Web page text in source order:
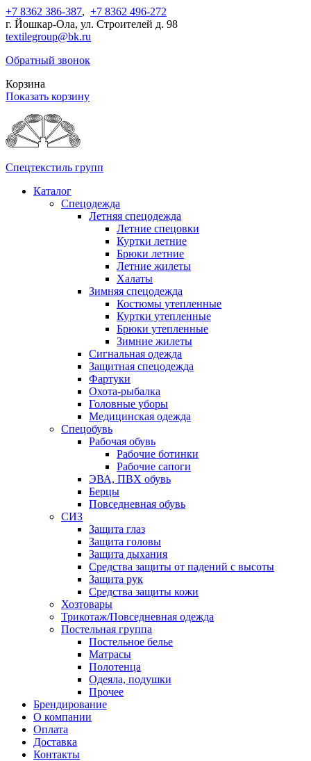
+7 8362 386-387, +7 8362 496-272
г. Йошкар-Ола, ул. Строителей д. 98
textilegroup@bk.ru
Обратный звонок
Корзина
Показать корзину
Спецтекстиль групп
Каталог
Спецодежда
Летняя спецодежда
Летние спецовки
Куртки летние
Брюки летние
Летние жилеты
Халаты
Зимняя спецодежда
Костюмы утепленные
Куртки утепленные
Брюки утепленные
Зимние жилеты
Сигнальная одежда
Защитная спецодежда
Фартуки
Охота-рыбалка
Головные уборы
Медицинская одежда
Спецобувь
Рабочая обувь
Рабочие ботинки
Рабочие сапоги
ЭВА, ПВХ обувь
Берцы
Повседневная обувь
СИЗ
Защита глаз
Защита головы
Защита дыхания
Средства защиты от падений с высоты
Защита рук
Средства защиты кожи
Хозтовары
Трикотаж/Повседневная одежда
Постельная группа
Постельное белье
Матрасы
Полотенца
Одеяла, подушки
Прочее
Брендирование
О компании
Оплата
Доставка
Контакты